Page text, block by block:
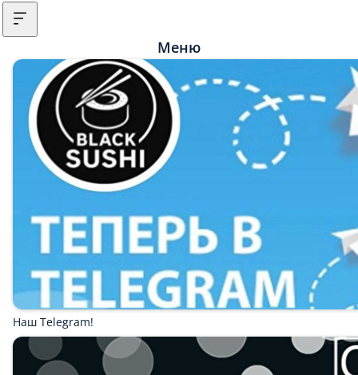
Меню
Наш Telegram!